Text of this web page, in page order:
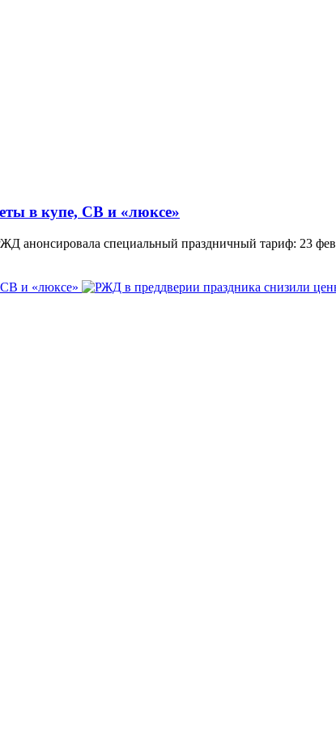
в купе, СВ и «люксе»
анонсировала специальный праздничный тариф: 23